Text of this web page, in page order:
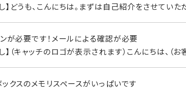
】どうも、こんにちは。まずは自己紹介をさせていた
ンが必要です！メールによる確認が必要
】（キャッチのロゴが表示されます）こんにちは、（お
ックスのメモリスペースがいっぱいです